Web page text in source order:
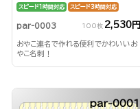
スピード1時間対応 スピード3時間対応
par-0003 100枚 2,530円
おやこ連名で作れる便利でかわいいお
やこ名刺！
par-0001